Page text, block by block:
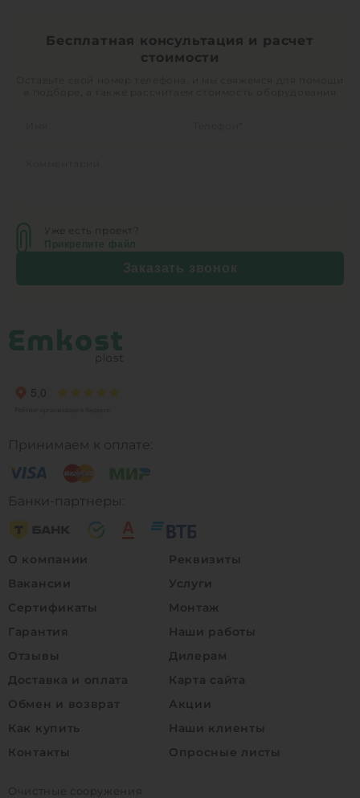
Бесплатная консультация и расчет
стоимости
Уже есть проект?
Прикрепите файл
Заказать звонок
Принимаем к оплате:
Банки-партнеры:
О компании
Вакансии
Сертификаты
Гарантия
Отзывы
Доставка и оплата
Обмен и возврат
Как купить
Контакты
Реквизиты
Услуги
Монтаж
Наши работы
Дилерам
Карта сайта
Акции
Наши клиенты
Опросные листы
Очистные сооружения